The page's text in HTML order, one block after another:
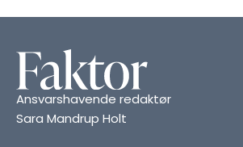
Ansvarshavende redaktør
Sara Mandrup Holt